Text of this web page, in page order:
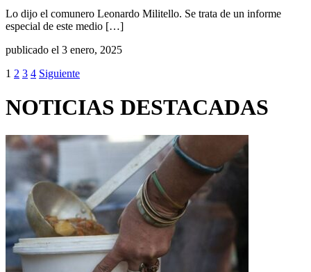
Lo dijo el comunero Leonardo Militello. Se trata de un informe
especial de este medio […]
publicado el 3 enero, 2025
1 2 3 4 Siguiente
NOTICIAS DESTACADAS